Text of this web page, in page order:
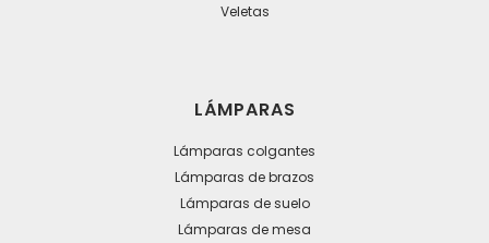
Veletas
LÁMPARAS
Lámparas colgantes
Lámparas de brazos
Lámparas de suelo
Lámparas de mesa